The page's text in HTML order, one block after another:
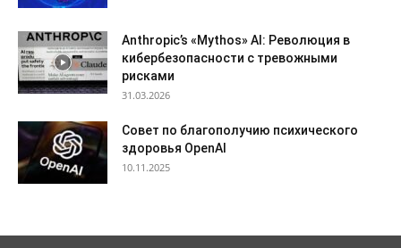
Anthropic’s «Mythos» AI: Революция в
кибербезопасности с тревожными
рисками
31.03.2026
Совет по благополучию психического
здоровья OpenAI
10.11.2025